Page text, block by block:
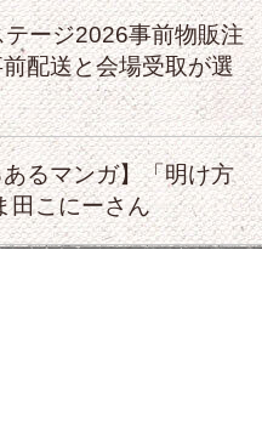
ージ2026事前物販注
配送と会場受取が選
るマンガ】「明け方
田こにーさん